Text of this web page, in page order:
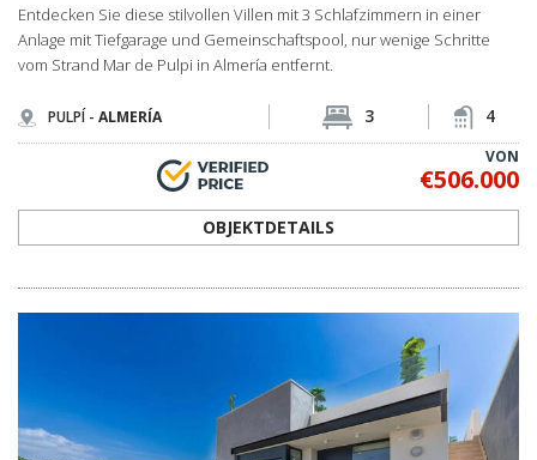
Entdecken Sie diese stilvollen Villen mit 3 Schlafzimmern in einer
Anlage mit Tiefgarage und Gemeinschaftspool, nur wenige Schritte
vom Strand Mar de Pulpi in Almería entfernt.
PULPÍ - ALMERÍA 3 4
VON
€506.000
OBJEKTDETAILS